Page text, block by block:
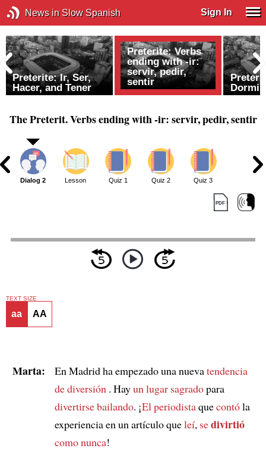
News in Slow Spanish Sign In
Preterite: Ir, Ser,
Hacer, and Tener
Preterite: Verbs
ending with -ir:
servir, pedir,
sentir
Dormir
The Preterit. Verbs ending with -ir: servir, pedir, sentir
Dialog 2 Lesson Quiz 1 Quiz 2 Quiz 3
TEXT SIZE
aa AA
Marta: En Madrid ha empezado una nuevatendencia
de diversión . Hayun lugar sagradopara
divertirse bailando. ¡El periodistaquecontóla
experiencia en un artículo queleí, sedivirtió
como nunca!